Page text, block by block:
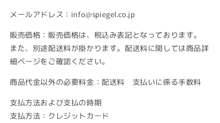
メールアドレス： info@spiegel.co.jp
販売価格：販売価格は、税込み表記となっております。
また、別途配送料が掛かります。配送料に関しては商品詳
細ページをご確認ください。
商品代金以外の必要料金：配送料 支払いに係る手数料
支払方法および支払の時期
支払方法：クレジットカード